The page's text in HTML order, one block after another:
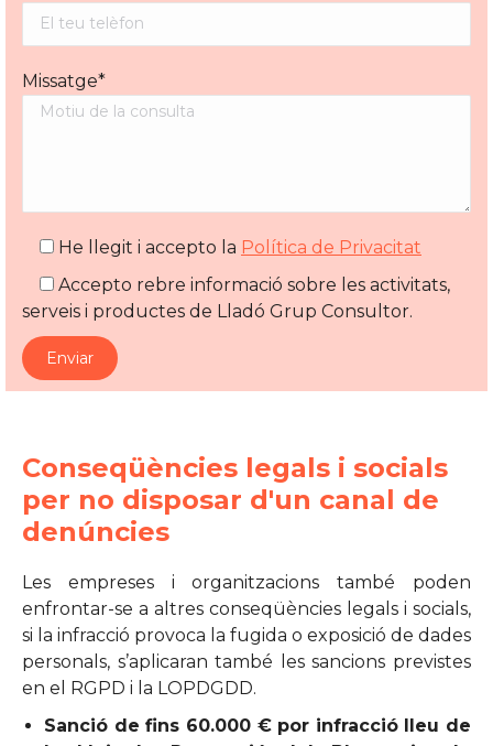
Missatge*
He llegit i accepto la Política de Privacitat
Accepto rebre informació sobre les activitats,
serveis i productes de Lladó Grup Consultor.
Conseqüències legals i socials
per no disposar d'un canal de
denúncies
Les empreses i organitzacions també poden
enfrontar-se a altres conseqüències legals i socials,
si la infracció provoca la fugida o exposició de dades
personals, s’aplicaran també les sancions previstes
en el RGPD i la LOPDGDD.
Sanció de fins 60.000 € por infracció lleu de